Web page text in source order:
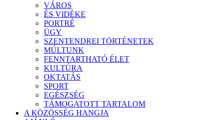
VÁROS
ÉS VIDÉKE
PORTRÉ
ÜGY
SZENTENDREI TÖRTÉNETEK
MÚLTUNK
FENNTARTHATÓ ÉLET
KULTÚRA
OKTATÁS
SPORT
EGÉSZSÉG
TÁMOGATOTT TARTALOM
A KÖZÖSSÉG HANGJA